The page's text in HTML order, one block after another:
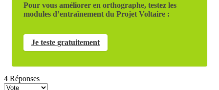
Pour vous améliorer en orthographe, testez les
modules d’entraînement du Projet Voltaire :
Je teste gratuitement
4 Réponses